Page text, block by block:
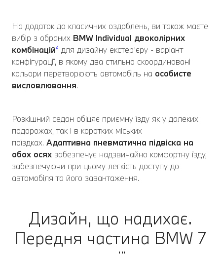
На додаток до класичних оздоблень, ви також маєте
вибір з обраних BMW Individual двоколірних
комбінацій⁴ для дизайну екстер’єру - варіант
конфігурації, в якому два стильно скоординовані
кольори перетворюють автомобіль на особисте
висловлювання.
Розкішний седан обіцяє приємну їзду як у далеких
подорожах, так і в коротких міських
поїздках. Адаптивна пневматична підвіска на
обох осях забезпечує надзвичайно комфортну їзду,
забезпечуючи при цьому легкість доступу до
автомобіля та його завантаження.
Дизайн, що надихає.
Передня частина BMW 7